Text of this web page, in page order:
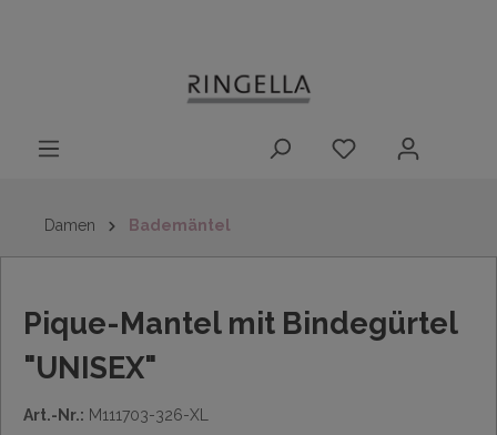
Damen Bademäntel
Pique-Mantel mit Bindegürtel
"UNISEX"
Art.-Nr.: M111703-326-XL